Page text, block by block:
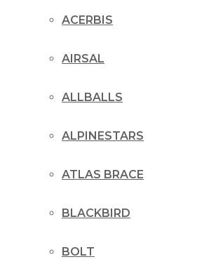
ACERBIS
AIRSAL
ALLBALLS
ALPINESTARS
ATLAS BRACE
BLACKBIRD
BOLT